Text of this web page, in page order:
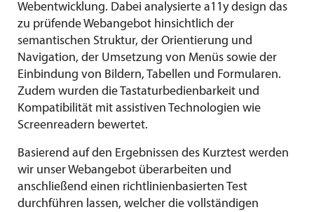
Webentwicklung. Dabei analysierte a11y design das
zu prüfende Webangebot hinsichtlich der
semantischen Struktur, der Orientierung und
Navigation, der Umsetzung von Menüs sowie der
Einbindung von Bildern, Tabellen und Formularen.
Zudem wurden die Tastaturbedienbarkeit und
Kompatibilität mit assistiven Technologien wie
Screenreadern bewertet.
Basierend auf den Ergebnissen des Kurztest werden
wir unser Webangebot überarbeiten und
anschließend einen richtlinienbasierten Test
durchführen lassen, welcher die vollständigen